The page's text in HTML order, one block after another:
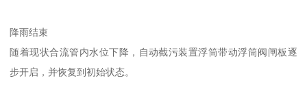
降雨结束
随着现状合流管内水位下降，自动截污装置浮筒带动浮筒阀闸板逐
步开启，并恢复到初始状态。